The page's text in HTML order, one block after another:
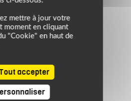
mettre à jour votre
moment en cliquant
"Cookie" en haut de
accepter